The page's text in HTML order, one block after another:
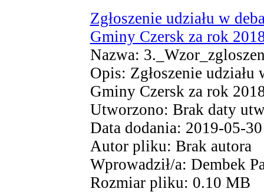
Zgłoszenie udziału w
Gminy Czersk za rok
Nazwa:
Opis: Zgłoszenie
Gminy Czersk za rok
Utworzono: Brak daty
Data dodania: 2019-05-
Autor pliku: Brak autora
Wprowadził/a: Dembek
Rozmiar pliku: 0.10 MB